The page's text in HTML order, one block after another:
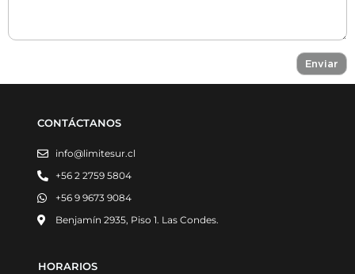
CONTÁCTANOS
info@limitesur.cl
+56 2 2759 5804
+56 9 9673 9084
Benjamín 2935, Piso 1. Las Condes.
HORARIOS